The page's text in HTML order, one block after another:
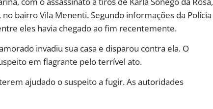
bairro Vila Menenti. Segundo informações da Polícia
eles havia chegado ao fim recentemente.
invadiu sua casa e disparou contra ela. O
em flagrante pelo terrível ato.
ajudado o suspeito a fugir. As autoridades